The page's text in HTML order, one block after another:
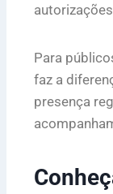
Para
faz a
presença